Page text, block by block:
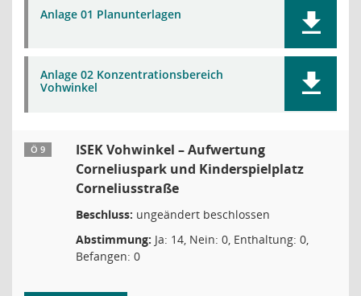
Anlage 01 Planunterlagen
Anlage 02 Konzentrationsbereich
Vohwinkel
Ö 9
ISEK Vohwinkel – Aufwertung
Corneliuspark und Kinderspielplatz
Corneliusstraße
Beschluss: ungeändert beschlossen
Abstimmung: Ja: 14, Nein: 0, Enthaltung: 0,
Befangen: 0